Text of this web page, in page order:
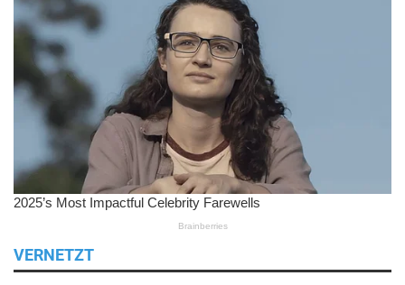
VERNETZT